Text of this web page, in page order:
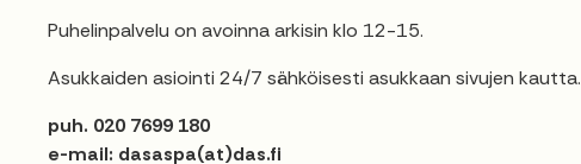
Puhelinpalvelu on avoinna arkisin klo 12-15.
Asukkaiden asiointi 24/7 sähköisesti asukkaan sivujen kautta.
puh. 020 7699 180
e-mail: dasaspa(at)das.fi